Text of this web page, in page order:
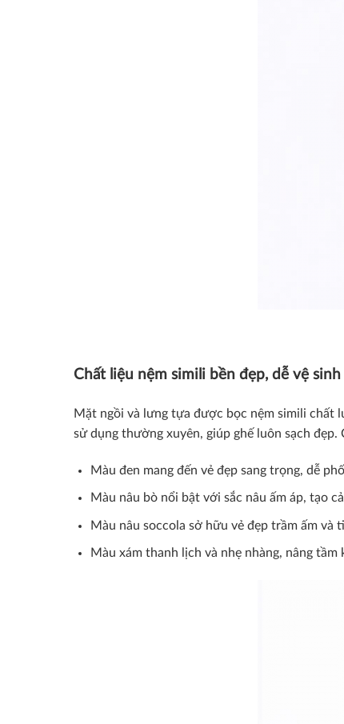
Chất liệu nệm simili bền đẹp, dễ vệ sinh
Mặt ngồi và lưng tựa được bọc nệm simili chất
sử dụng thường xuyên, giúp ghế luôn sạch đẹp.
Màu đen mang đến vẻ đẹp sang trọng, dễ
Màu nâu bò nổi bật với sắc nâu ấm áp, tạo
Màu nâu soccola sở hữu vẻ đẹp trầm ấm và
Màu xám thanh lịch và nhẹ nhàng, nâng tầm